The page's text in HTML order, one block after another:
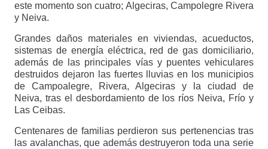
este momento son cuatro; Algeciras, Campolegre Rivera
y Neiva.
Grandes daños materiales en viviendas, acueductos,
sistemas de energía eléctrica, red de gas domiciliario,
además de las principales vías y puentes vehiculares
destruidos dejaron las fuertes lluvias en los municipios
de Campoalegre, Rivera, Algeciras y la ciudad de
Neiva, tras el desbordamiento de los ríos Neiva, Frío y
Las Ceibas.
Centenares de familias perdieron sus pertenencias tras
las avalanchas, que además destruyeron toda una serie